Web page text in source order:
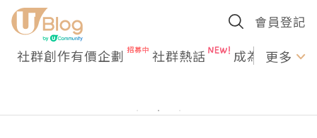
會員登記
社群創作有價企劃 社群熱話 成為U更多